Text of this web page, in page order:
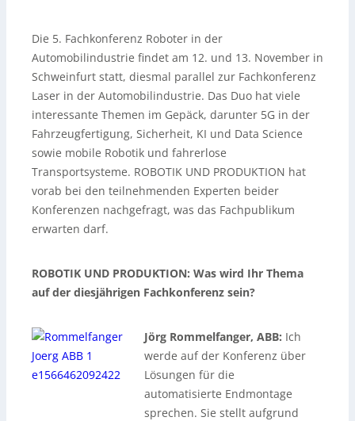
Die 5. Fachkonferenz Roboter in der
Automobilindustrie findet am 12. und 13. November in
Schweinfurt statt, diesmal parallel zur Fachkonferenz
Laser in der Automobilindustrie. Das Duo hat viele
interessante Themen im Gepäck, darunter 5G in der
Fahrzeugfertigung, Sicherheit, KI und Data Science
sowie mobile Robotik und fahrerlose
Transportsysteme. ROBOTIK UND PRODUKTION hat
vorab bei den teilnehmenden Experten beider
Konferenzen nachgefragt, was das Fachpublikum
erwarten darf.
ROBOTIK UND PRODUKTION: Was wird Ihr Thema
auf der diesjährigen Fachkonferenz sein?
Jörg Rommelfanger, ABB: Ich
werde auf der Konferenz über
Lösungen für die
automatisierte Endmontage
sprechen. Sie stellt aufgrund